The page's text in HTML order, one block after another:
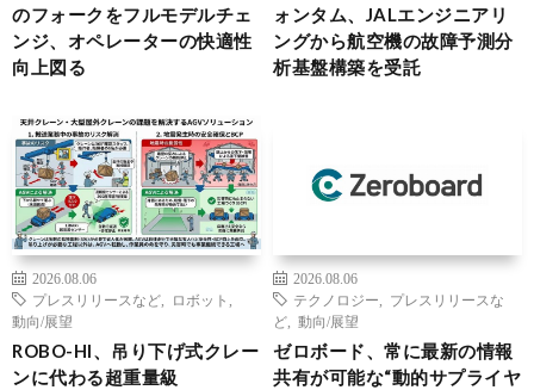
のフォークをフルモデルチェ
ンジ、オペレーターの快適性
向上図る
ォンタム、JALエンジニアリ
ングから航空機の故障予測分
析基盤構築を受託
2026.08.06
プレスリリースなど
ロボット
動向/展望
ROBO-HI、吊り下げ式クレー
ンに代わる超重量級
2026.08.06
テクノロジー
プレスリリースな
ど
動向/展望
ゼロボード、常に最新の情報
共有が可能な“動的サプライヤ